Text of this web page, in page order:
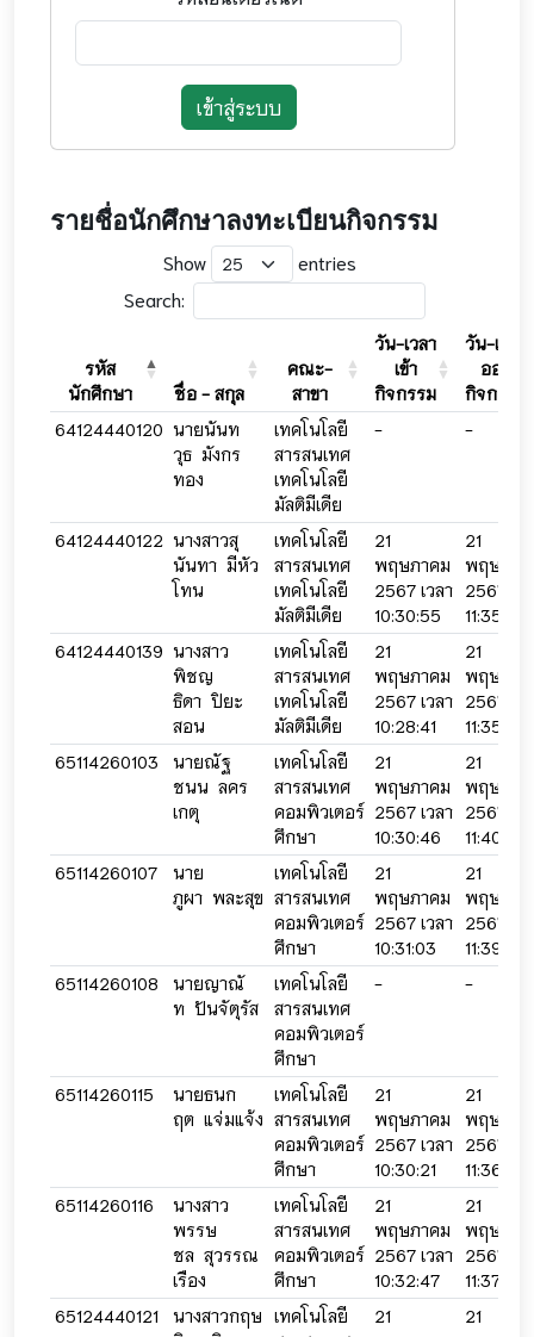
เข้าสู่ระบบ
รายชื่อนักศึกษาลงทะเบียนกิจกรรม
Show
entries
Search:
รหัส
นักศึกษา
ชื่อ - สกุล
คณะ-
สาขา
วัน-เวลา
เข้า
กิจกรรม
วัน-เวลา
ออก
กิจกรรม
64124440120 นายนันท
วุธ มังกร
ทอง
เทคโนโลยี
สารสนเทศ
เทคโนโลยี
มัลติมีเดีย
- -
64124440122 นางสาวสุ
นันทา มีหัว
โทน
เทคโนโลยี
สารสนเทศ
เทคโนโลยี
มัลติมีเดีย
21
พฤษภาคม
2567 เวลา
10:30:55
21
พฤษภาค
2567 เว
11:35:10
64124440139 นางสาว
พิชญ
ธิดา ปิยะ
สอน
เทคโนโลยี
สารสนเทศ
เทคโนโลยี
มัลติมีเดีย
21
พฤษภาคม
2567 เวลา
10:28:41
21
พฤษภาค
2567 เว
11:35:36
65114260103
นายณัฐ
ชนน ลคร
เกตุ
เทคโนโลยี
สารสนเทศ
คอมพิวเตอร์
ศึกษา
21
พฤษภาคม
2567 เวลา
10:30:46
21
พฤษภาค
2567 เว
11:40:04
65114260107
นาย
ภูผา พละสุข
เทคโนโลยี
สารสนเทศ
คอมพิวเตอร์
ศึกษา
21
พฤษภาคม
2567 เวลา
10:31:03
21
พฤษภาค
2567 เว
11:39:57
65114260108
นายญาณั
ท ปันจัตุรัส
เทคโนโลยี
สารสนเทศ
คอมพิวเตอร์
ศึกษา
- -
65114260115
นายธนก
ฤต แจ่มแจ้ง
เทคโนโลยี
สารสนเทศ
คอมพิวเตอร์
ศึกษา
21
พฤษภาคม
2567 เวลา
10:30:21
21
พฤษภาค
2567 เว
11:36:03
65114260116
นางสาว
พรรษ
ชล สุวรรณ
เรือง
เทคโนโลยี
สารสนเทศ
คอมพิวเตอร์
ศึกษา
21
พฤษภาคม
2567 เวลา
10:32:47
21
พฤษภาค
2567 เว
11:37:22
65124440121
นางสาวกฤษ
เทคโนโลยี
21
21